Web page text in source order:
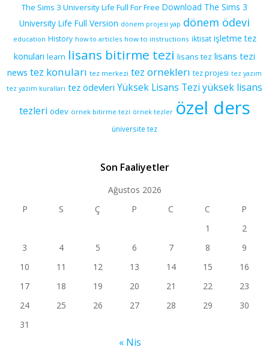
The Sims 3 University Life Full For Free Download The Sims 3
University Life Full Version dönem projesi yap dönem ödevi
education History how to articles how to instructions iktisat işletme tez
konuları learn lisans bitirme tezi lisans tez lisans tezi
news tez konuları tez merkezi tez orneklerı tez projesi tez yazım
tez yazım kuralları tez ödevleri Yüksek Lisans Tezi yüksek lisans
tezleri ödev örnek bitirme tezi örnek tezler özel ders
üniversite tez
Son Faaliyetler
Ağustos 2026
P
S Ç P C C
P
1
2
3
4 5 6 7 8
9
10
11 12 13 14 15
16
17
18 19 20 21 22
23
24
25 26 27 28 29
30
31
« Nis